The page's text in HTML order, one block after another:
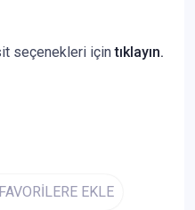
seçenekleri içintıklayın.
FAVORİLERE EKLE